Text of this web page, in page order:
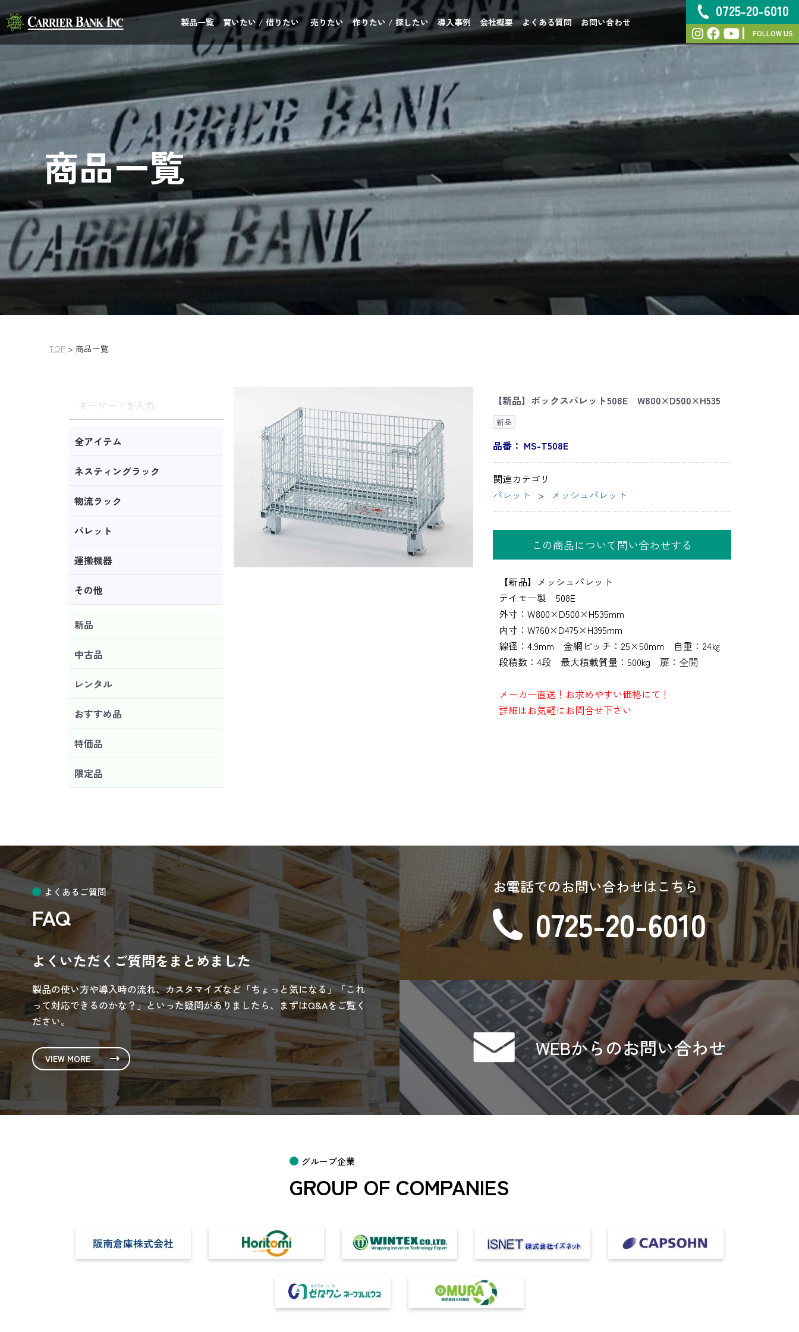
製品一覧 買いたい / 借りたい 売りたい 作りたい / 探したい 導入事例 会社概要 よくある質問 お問い合わせ
0725-20-6010
FOLLOW US
商品一覧
TOP > 商品一覧
全アイテム
ネスティングラック
物流ラック
パレット
運搬機器
その他
新品
中古品
レンタル
おすすめ品
特価品
限定品
【新品】ボックスパレット508E W800×D500×H535
新品
品番： MS-T508E
関連カテゴリ
パレット
メッシュパレット
この商品について問い合わせする
【新品】メッシュパレット
テイモー製 508E
外寸：W800×D500×H535mm
内寸：W760×D475×H395mm
線径：4.9mm 金網ピッチ：25×50mm 自重：24㎏
段積数：4段 最大積載質量：500kg 扉：全開
メーカー直送！お求めやすい価格にて！
詳細はお気軽にお問合せ下さい
よくあるご質問
FAQ
よくいただくご質問をまとめました
製品の使い方や導入時の流れ、カスタマイズなど「ちょっと気になる」「これ
って対応できるのかな？」といった疑問がありましたら、まずはQ&Aをご覧く
ださい。
VIEW MORE
お電話でのお問い合わせはこちら
0725-20-6010
WEBからのお問い合わせ
グループ企業
GROUP OF COMPANIES